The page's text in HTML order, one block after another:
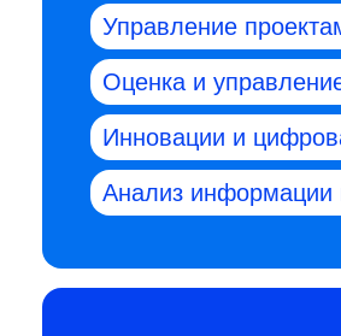
Управление
Оценка и
Инновации и
Анализ информации